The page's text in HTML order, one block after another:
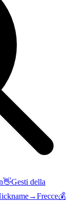
👋Gesti della
→Frecce💰